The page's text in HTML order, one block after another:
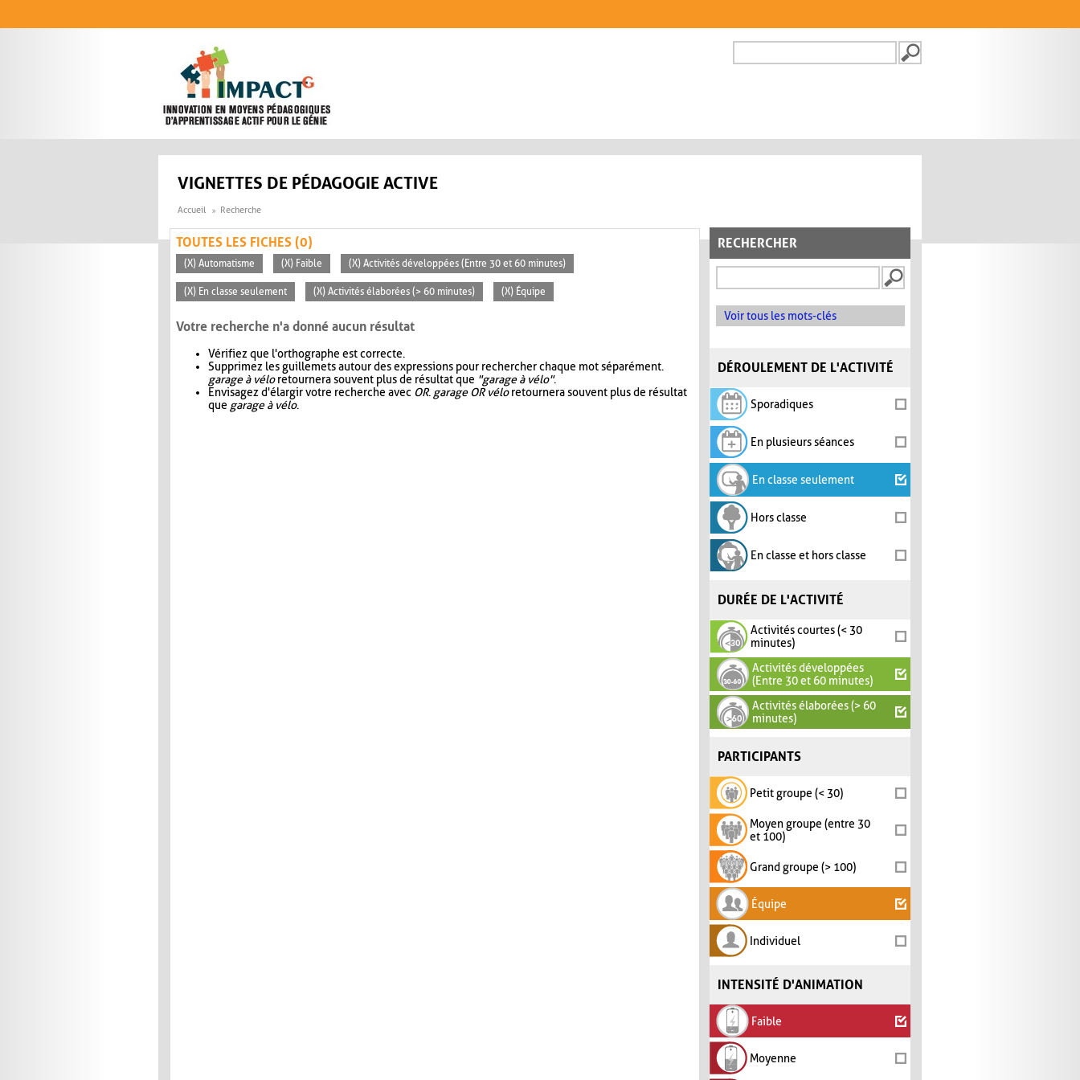
FORMULAIRE DE
VIGNETTES DE PÉDAGOGIE ACTIVE
Accueil Recherche
RECHERCHER
Voir tous les mots-clés
DÉROULEMENT DE L'ACTIVITÉ
Sporadiques
En plusieurs séances
En classe seulement
Hors classe
En classe et hors classe
DURÉE DE L'ACTIVITÉ
Activités courtes (< 30
minutes)
Activités développées
(Entre 30 et 60 minutes)
Activités élaborées (> 60
minutes)
PARTICIPANTS
Petit groupe (< 30)
Moyen groupe (entre 30
et 100)
Grand groupe (> 100)
Équipe
Individuel
INTENSITÉ D'ANIMATION
Faible
Moyenne
TOUTES LES FICHES (0)
(X) Automatisme (X) Faible (X) Activités développées (Entre 30 et 60 minutes)
(X) En classe seulement (X) Activités élaborées (> 60 minutes) (X) Équipe
Votre recherche n'a donné aucun résultat
Vérifiez que l'orthographe est correcte.
Supprimez les guillemets autour des expressions pour rechercher chaque mot séparément.
garage à véloretournera souvent plus de résultat que "garage à vélo".
Envisagez d'élargir votre recherche avec OR. garage OR véloretournera souvent plus de résultat
que garage à vélo.